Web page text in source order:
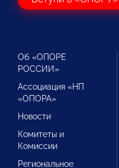
Об «ОПОРЕ
РОССИИ»
Ассоциация «НП
«ОПОРА»
Новости
Комитеты и
Комиссии
Региональное